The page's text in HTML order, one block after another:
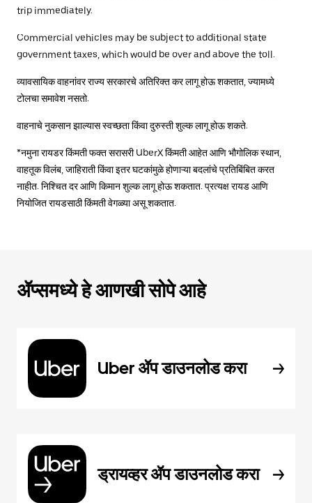
trip immediately.
Commercial vehicles may be subject to additional state
government taxes, which would be over and above the toll.
व्यावसायिक वाहनांवर राज्य सरकारचे अतिरिक्त कर लागू होऊ शकतात, ज्यामध्ये
टोलचा समावेश नसतो.
वाहनाचे नुकसान झाल्यास स्वच्छता किंवा दुरुस्ती शुल्क लागू होऊ शकते.
*नमुना रायडर किंमती फक्त सरासरी UberX किंमती आहेत आणि भौगोलिक स्थान,
वाहतूक विलंब, जाहिराती किंवा इतर घटकांमुळे होणाऱ्या बदलांचे प्रतिबिंबित करत
नाहीत. निश्चित दर आणि किमान शुल्क लागू होऊ शकतात. प्रत्यक्ष रायड आणि
नियोजित रायडसाठी किंमती वेगळ्या असू शकतात.
ॲप्समध्ये हे आणखी सोपे आहे
Uber ॲप डाउनलोड करा
ड्रायव्हर ॲप डाउनलोड करा